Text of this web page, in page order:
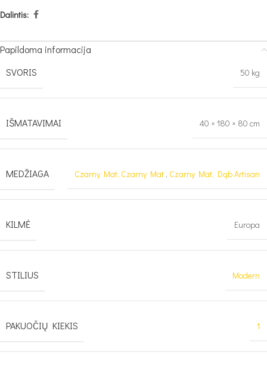
Dalintis:
Papildoma informacija
SVORIS
50 kg
IŠMATAVIMAI 40 × 180 × 80 cm
MEDŽIAGA Czarny Mat, Czarny Mat , Czarny Mat, Dąb Artisan
KILMĖ Europa
STILIUS Modern
PAKUOČIŲ KIEKIS 1